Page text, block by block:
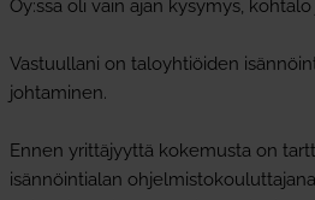
Oy:ssa oli vain ajan kysymys,
Vastuullani on taloyhtiöiden
johtaminen.
Ennen yrittäjyyttä kokemusta on
isännöintialan ohjelmistokouluttajana